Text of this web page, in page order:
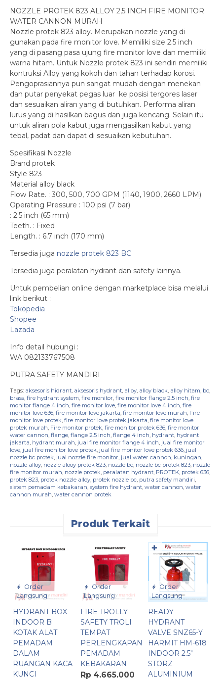
NOZZLE PROTEK 823 ALLOY 2,5 INCH FIRE MONITOR
WATER CANNON MURAH
Nozzle protek 823 alloy. Merupakan nozzle yang di
gunakan pada fire monitor love. Memiliki size 2.5 inch
yang di pasang pasa ujung fire monitor love dan memiliki
warna hitam. Untuk Nozzle protek 823 ini sendiri memiliki
kontruksi Alloy yang kokoh dan tahan terhadap korosi.
Pengoprasiannya pun sangat mudah dengan menekan
dan putar penyekat pegas luar ke posisi tergores laser
dan sesuaikan aliran yang di butuhkan. Performa aliran
lurus yang di hasilkan bagus dan juga kencang. Selain itu
untuk aliran pola kabut juga mengasilkan kabut yang
tebal, padat dan dapat di sesuaikan kebutuhan.
Spesifikasi Nozzle
Brand protek
Style 823
Material alloy black
Flow Rate. : 300, 500, 700 GPM (1140, 1900, 2660 LPM)
Operating Pressure : 100 psi (7 bar)
: 2.5 inch (65 mm)
Teeth. : Fixed
Length. : 6.7 inch (170 mm)
Tersedia juga nozzle protek 823 BC
Tersedia juga peralatan hydrant dan safety lainnya.
Untuk pembelian online dengan marketplace bisa melalui
link berikut :
Tokopedia
Shopee
Lazada
Info detail hubungi :
WA 082133767508
PUTRA SAFETY MANDIRI
Tags: aksesoris hidrant, aksesoris hydrant, alloy, alloy black, alloy hitam, bc,
brass, fire hydrant system, fire monitor, fire monitor flange 2.5 inch, fire
monitor flange 4 inch, fire monitor love, fire monitor love 4 inch, fire
monitor love 636, fire monitor love jakarta, fire monitor love murah, Fire
monitor love protek, fire monitor love protek jakarta, fire monitor love
protek murah, Fire monitor protek, fire monitor protek 636, fire monitor
water cannon, flange, flange 2.5 inch, flange 4 inch, hydrant, hydrant
jakarta, hydrant murah, jual fire monitor flange 4 inch, jual fire monitor
love, jual fire monitor love protek, jual fire monitor love protek 636, jual
nozzle bc protek, jual nozzle fire monitor, jual water cannon, kuningan,
nozzle alloy, nozzle alooy protek 823, nozzle bc, nozzle bc protek 823, nozzle
fire monitor murah, nozzle protek, peralatan hydrant, PROTEK, protek 636,
protek 823, protek nozzle alloy, protek nozzle bc, putra safety mandiri,
sistem pemadam kebakaran, system fire hydrant, water cannon, water
cannon murah, water cannon protek
Produk Terkait
Order
Langsung
HYDRANT BOX
INDOOR B
KOTAK ALAT
PEMADAM
DALAM
RUANGAN KACA
KUNCI
Order
Langsung
FIRE TROLLY
SAFETY TROLI
TEMPAT
PERLENGKAPAN
PEMADAM
KEBAKARAN
Rp 4.665.000
Order
Langsung
READY
HYDRANT
VALVE SNZ65-Y
HARMIT HM-618
INDOOR 2.5″
STORZ
ALUMINIUM
✚